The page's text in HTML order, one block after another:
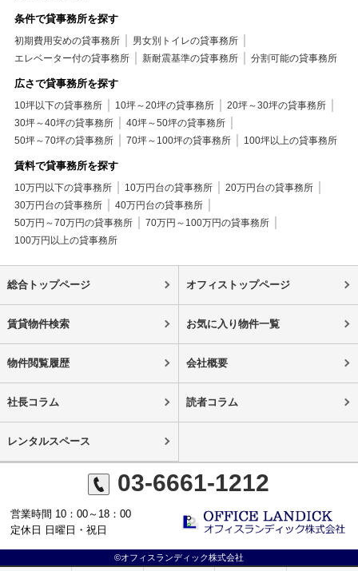
条件で貸事務所を探す
初期費用安めの貸事務所
男女別トイレの貸事務所
エレベーター付の貸事務所
新耐震基準の貸事務所 分割可能の貸事務所
広さで貸事務所を探す
10坪以下の貸事務所 10坪～20坪の貸事務所
20坪～30坪の貸事務所
30坪～40坪の貸事務所
40坪～50坪の貸事務所
50坪～70坪の貸事務所
70坪～100坪の貸事務所 100坪以上の貸事務所
賃料で貸事務所を探す
10万円以下の貸事務所 10万円台の貸事務所
20万円台の貸事務所
30万円台の貸事務所
40万円台の貸事務所
50万円～70万円の貸事務所
70万円～100万円の貸事務所
100万円以上の貸事務所
総合トップページ オフィストップページ
賃貸物件検索 お気に入り物件一覧
物件閲覧履歴 会社概要
社長コラム 読者コラム
レンタルスペース
03-6661-1212
営業時間 10：00～18：00
定休日 日曜日・祝日
©オフィスランディック株式会社